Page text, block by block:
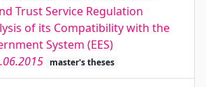
Trust Service Regulation
of its Compatibility with the
System (EES)
master's theses